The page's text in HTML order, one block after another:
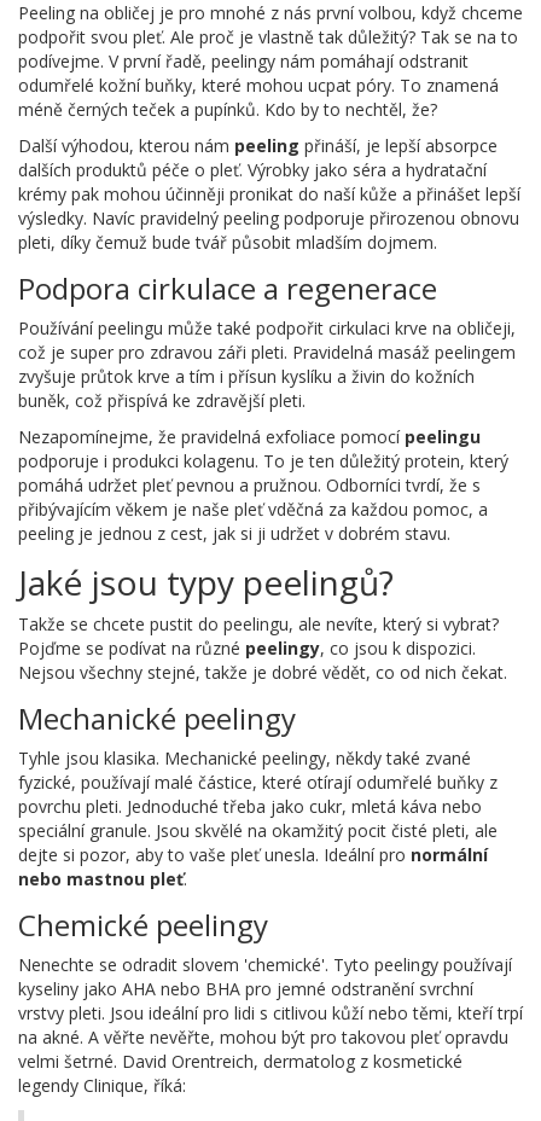
Peeling na obličej je pro mnohé z nás první volbou, když chceme
podpořit svou pleť. Ale proč je vlastně tak důležitý? Tak se na to
podívejme. V první řadě, peelingy nám pomáhají odstranit
odumřelé kožní buňky, které mohou ucpat póry. To znamená
méně černých teček a pupínků. Kdo by to nechtěl, že?
Další výhodou, kterou nám peeling přináší, je lepší absorpce
dalších produktů péče o pleť. Výrobky jako séra a hydratační
krémy pak mohou účinněji pronikat do naší kůže a přinášet lepší
výsledky. Navíc pravidelný peeling podporuje přirozenou obnovu
pleti, díky čemuž bude tvář působit mladším dojmem.
Podpora cirkulace a regenerace
Používání peelingu může také podpořit cirkulaci krve na obličeji,
což je super pro zdravou záři pleti. Pravidelná masáž peelingem
zvyšuje průtok krve a tím i přísun kyslíku a živin do kožních
buněk, což přispívá ke zdravější pleti.
Nezapomínejme, že pravidelná exfoliace pomocí peelingu
podporuje i produkci kolagenu. To je ten důležitý protein, který
pomáhá udržet pleť pevnou a pružnou. Odborníci tvrdí, že s
přibývajícím věkem je naše pleť vděčná za každou pomoc, a
peeling je jednou z cest, jak si ji udržet v dobrém stavu.
Jaké jsou typy peelingů?
Takže se chcete pustit do peelingu, ale nevíte, který si vybrat?
Pojďme se podívat na různé peelingy, co jsou k dispozici.
Nejsou všechny stejné, takže je dobré vědět, co od nich čekat.
Mechanické peelingy
Tyhle jsou klasika. Mechanické peelingy, někdy také zvané
fyzické, používají malé částice, které otírají odumřelé buňky z
povrchu pleti. Jednoduché třeba jako cukr, mletá káva nebo
speciální granule. Jsou skvělé na okamžitý pocit čisté pleti, ale
dejte si pozor, aby to vaše pleť unesla. Ideální pro normální
nebo mastnou pleť.
Chemické peelingy
Nenechte se odradit slovem 'chemické'. Tyto peelingy používají
kyseliny jako AHA nebo BHA pro jemné odstranění svrchní
vrstvy pleti. Jsou ideální pro lidi s citlivou kůží nebo těmi, kteří trpí
na akné. A věřte nevěřte, mohou být pro takovou pleť opravdu
velmi šetrné. David Orentreich, dermatolog z kosmetické
legendy Clinique, říká: